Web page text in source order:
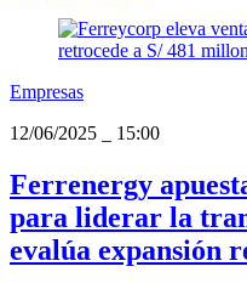
Empresas
12/06/2025
15:00
Ferrenergy
para liderar la
evalúa expansión